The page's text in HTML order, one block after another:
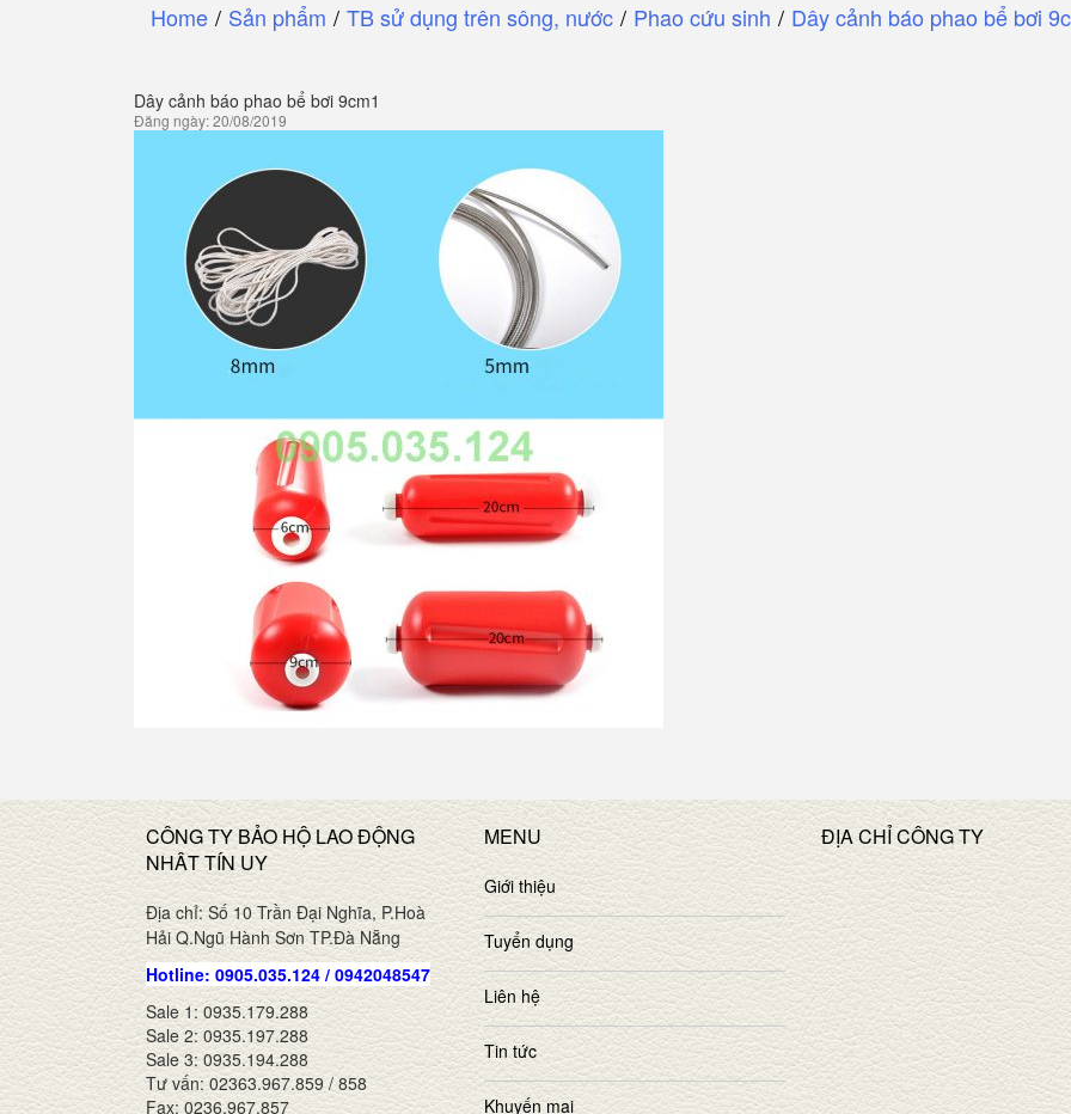
Home / Sản phẩm / TB sử dụng trên sông, nước / Phao cứu sinh / Dây cảnh báo phao bể bơi
Dây cảnh báo phao bể bơi 9cm1
Đăng ngày: 20/08/2019
CÔNG TY BẢO HỘ LAO ĐỘNG
NHÂT TÍN UY
Địa chỉ: Số 10 Trần Đại Nghĩa, P.Hoà
Hải Q.Ngũ Hành Sơn TP.Đà Nẵng
Hotline: 0905.035.124 / 0942048547
Sale 1: 0935.179.288
Sale 2: 0935.197.288
Sale 3: 0935.194.288
Tư vấn: 02363.967.859 / 858
Fax: 0236.967.857
MENU
Giới thiệu
Tuyển dụng
Liên hệ
Tin tức
Khuyến mại
ĐỊA CHỈ CÔNG TY